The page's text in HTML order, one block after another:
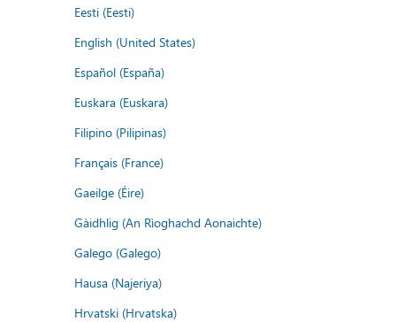
Eesti (Eesti)
English (United States)
Español (España)
Euskara (Euskara)
Filipino (Pilipinas)
Français (France)
Gaeilge (Éire)
Gàidhlig (An Rìoghachd Aonaichte)
Galego (Galego)
Hausa (Najeriya)
Hrvatski (Hrvatska)